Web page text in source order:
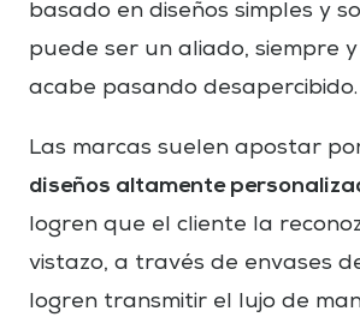
basado en diseños simples y
puede ser un aliado, siempre
acabe pasando desapercibido.
Las marcas suelen apostar
diseños altamente
logren que el cliente la
vistazo, a través de envases
logren transmitir el lujo de